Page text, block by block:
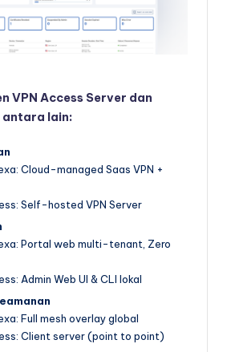
VPN Access Server dan
antara lain:
Cloud-managed Saas VPN +
Self-hosted VPN Server
Portal web multi-tenant, Zero
Admin Web UI & CLI lokal
Full mesh overlay global
Client server (point to point)